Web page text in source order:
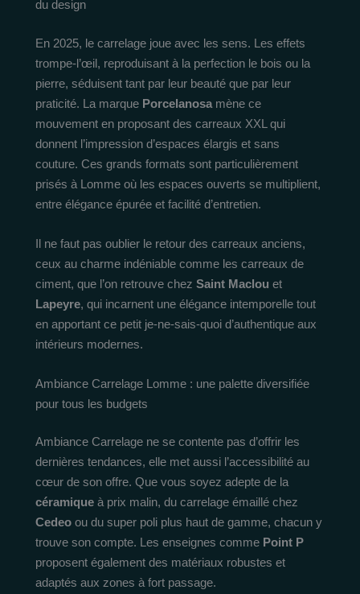
du design
En 2025, le carrelage joue avec les sens. Les effets
trompe-l’œil, reproduisant à la perfection le bois ou la
pierre, séduisent tant par leur beauté que par leur
praticité. La marque Porcelanosa mène ce
mouvement en proposant des carreaux XXL qui
donnent l’impression d’espaces élargis et sans
couture. Ces grands formats sont particulièrement
prisés à Lomme où les espaces ouverts se multiplient,
entre élégance épurée et facilité d’entretien.
Il ne faut pas oublier le retour des carreaux anciens,
ceux au charme indéniable comme les carreaux de
ciment, que l’on retrouve chez Saint Maclou et
Lapeyre, qui incarnent une élégance intemporelle tout
en apportant ce petit je-ne-sais-quoi d’authentique aux
intérieurs modernes.
Ambiance Carrelage Lomme : une palette diversifiée
pour tous les budgets
Ambiance Carrelage ne se contente pas d’offrir les
dernières tendances, elle met aussi l’accessibilité au
cœur de son offre. Que vous soyez adepte de la
céramique à prix malin, du carrelage émaillé chez
Cedeo ou du super poli plus haut de gamme, chacun y
trouve son compte. Les enseignes comme Point P
proposent également des matériaux robustes et
adaptés aux zones à fort passage.